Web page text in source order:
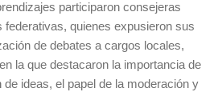
participaron consejeras
federativas, quienes expusieron sus
de debates a cargos locales,
la que destacaron la importancia de
de ideas, el papel de la moderación y